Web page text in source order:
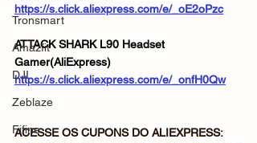
Tronsmart
Amazfit
DJI
Zeblaze
Fifine
https://s.click.aliexpress.com/e/_oE2oPzc
ATTACK SHARK L90 Headset
Gamer(AliExpress)
https://s.click.aliexpress.com/e/_onfH0Qw
ACESSE OS CUPONS DO ALIEXPRESS: